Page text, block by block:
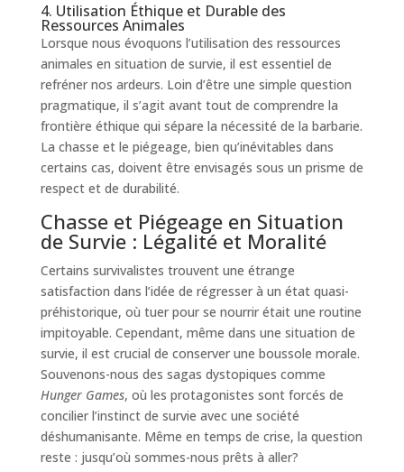
4. Utilisation Éthique et Durable des
Ressources Animales
Lorsque nous évoquons l’utilisation des ressources
animales en situation de survie, il est essentiel de
refréner nos ardeurs. Loin d’être une simple question
pragmatique, il s’agit avant tout de comprendre la
frontière éthique qui sépare la nécessité de la barbarie.
La chasse et le piégeage, bien qu’inévitables dans
certains cas, doivent être envisagés sous un prisme de
respect et de durabilité.
Chasse et Piégeage en Situation
de Survie : Légalité et Moralité
Certains survivalistes trouvent une étrange
satisfaction dans l’idée de régresser à un état quasi-
préhistorique, où tuer pour se nourrir était une routine
impitoyable. Cependant, même dans une situation de
survie, il est crucial de conserver une boussole morale.
Souvenons-nous des sagas dystopiques comme
Hunger Games, où les protagonistes sont forcés de
concilier l’instinct de survie avec une société
déshumanisante. Même en temps de crise, la question
reste : jusqu’où sommes-nous prêts à aller?